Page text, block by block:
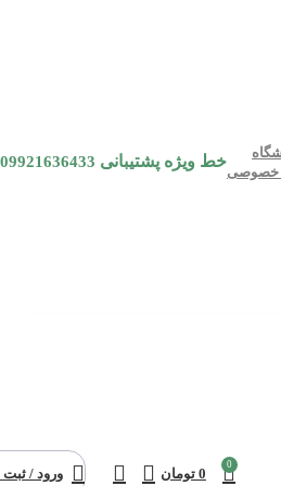
خصوصی
خط ویژه پشتیبانی 09921636433
0
0 تومان ورود / ثبت